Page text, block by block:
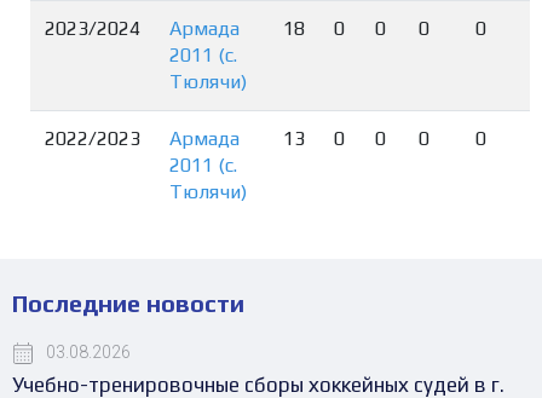
2023/2024
Армада
2011 (с.
Тюлячи)
18 0 0 0 0
2022/2023
Армада
2011 (с.
Тюлячи)
13 0 0 0 0
Последние новости
03.08.2026
Учебно-тренировочные сборы хоккейных судей в г.